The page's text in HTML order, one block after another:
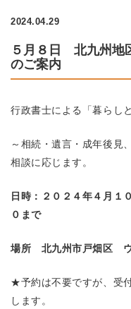
2024.04.29
５月８日 北九州地
のご案内
行政書士による「暮らし
～相続・遺言・成年後見
相談に応じます。
日時：２０２４年４月
０まで
場所 北九州市戸畑区
★予約は不要ですが、受
します。